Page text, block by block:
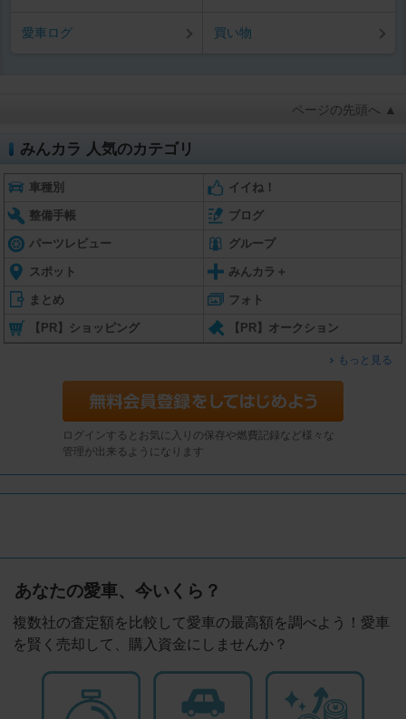
愛車ログ 買い物
ページの先頭へ ▲
みんカラ 人気のカテゴリ
車種別 イイね！
整備手帳 ブログ
パーツレビュー グループ
スポット みんカラ＋
まとめ フォト
【PR】ショッピング 【PR】オークション
もっと見る
ログインするとお気に入りの保存や燃費記録など様々な
管理が出来るようになります
あなたの愛車、今いくら？
複数社の査定額を比較して愛車の最高額を調べよう！愛車
を賢く売却して、購入資金にしませんか？